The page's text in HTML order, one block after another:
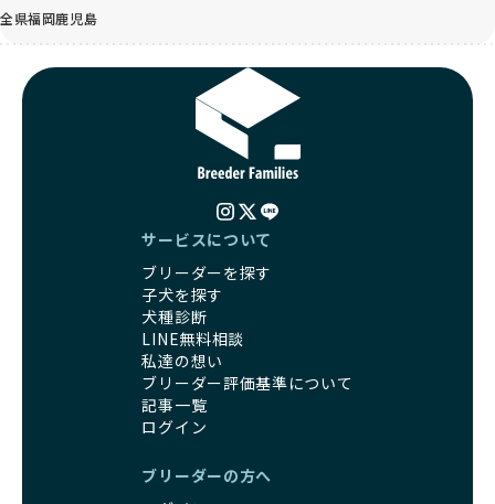
全県福岡鹿児島
サービスについて
ブリーダーを探す
子犬を探す
犬種診断
LINE無料相談
私達の想い
ブリーダー評価基準について
記事一覧
ログイン
ブリーダーの方へ